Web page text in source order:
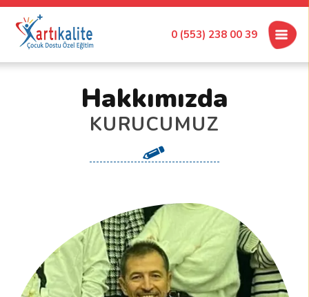
Hakkımızda
KURUCUMUZ
0 (553) 238 00 39